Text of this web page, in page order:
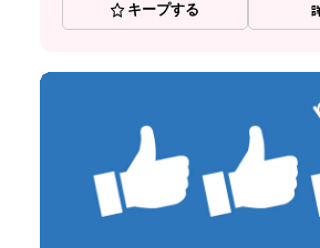
キープする